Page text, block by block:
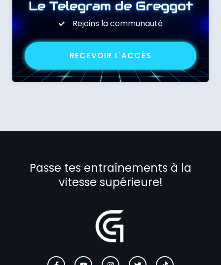
Le Telegram de Greggot
Rejoins la communauté
RECEVOIR L'ACCÈS
Passe tes entraînements à la
vitesse supérieure!